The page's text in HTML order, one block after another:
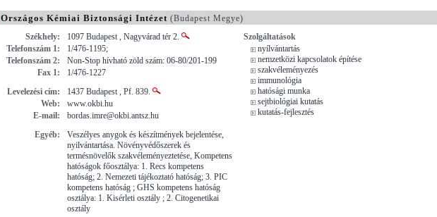
Országos Kémiai Biztonsági Intézet (Budapest Megye)
Székhely:
1097 Budapest , Nagyvárad tér 2.
Telefonszám 1:
1/476-1195;
Telefonszám 2:
Non-Stop hívható zöld szám: 06-80/201-199
Fax 1:
1/476-1227
Levelezési cím:
1437 Budapest , Pf. 839.
Web:
www.okbi.hu
E-mail:
bordas.imre@okbi.antsz.hu
Egyéb:
Veszélyes anygok és készítmények bejelentése,
nyilvántartása. Növényvédőszerek és
termésnövelők szakvéleményeztetése, Kompetens
hatóságok főosztálya: 1. Recs kompetens
hatóság; 2. Nemezeti tájékoztató hatóság; 3. PIC
kompetens hatóság ; GHS kompetens hatóság
osztálya: 1. Kisérleti osztály ; 2. Citogenetikai
osztály
Szolgáltatások
nyílvántartás
nemzetközi kapcsolatok építése
szakvéleményezés
immunológia
hatósági munka
sejtbiológiai kutatás
kutatás-fejlesztés